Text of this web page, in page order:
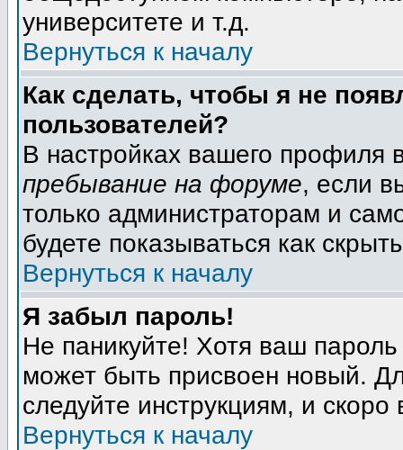
университете и т.д.
Вернуться к началу
Как сделать, чтобы я не
пользователей?
В настройках вашего
пребывание на форуме, если
только администраторам и
будете показываться как
Вернуться к началу
Я забыл пароль!
Не паникуйте! Хотя ваш
может быть присвоен новый.
следуйте инструкциям, и
Вернуться к началу